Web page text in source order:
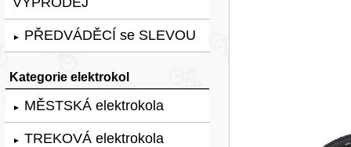
► PŘEDVÁDĚCÍ se SLEVOU
Kategorie elektrokol
► MĚSTSKÁ elektrokola
► TREKOVÁ elektrokola